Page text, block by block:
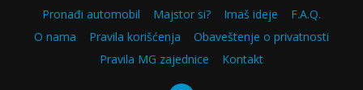
Pronađi automobil Majstor si? Imaš ideje
F.A.Q.
O nama
Pravila korišćenja
Obaveštenje o privatnosti
Pravila MG zajednice
Kontakt